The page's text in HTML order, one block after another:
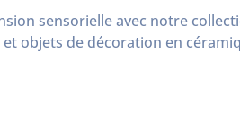
sensorielle avec notre
objets de décoration en